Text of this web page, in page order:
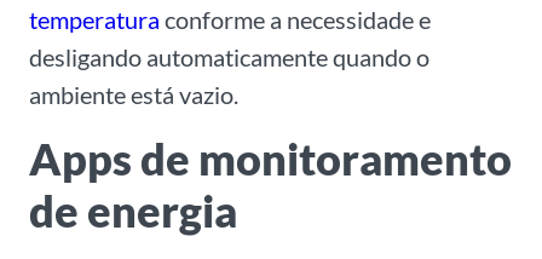
temperatura conforme a necessidade e
desligando automaticamente quando o
ambiente está vazio.
Apps de monitoramento
de energia